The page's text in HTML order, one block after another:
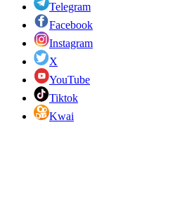
Telegram
Facebook
Instagram
X
YouTube
Tiktok
Kwai